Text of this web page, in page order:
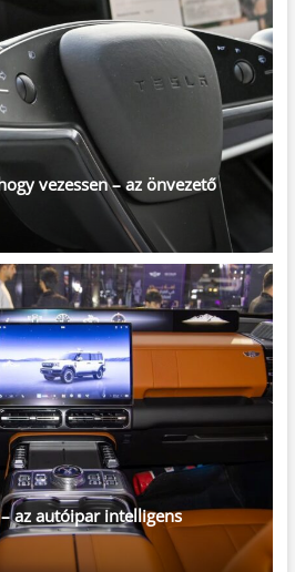
vezessen – az önvezető
az autóipar intelligens